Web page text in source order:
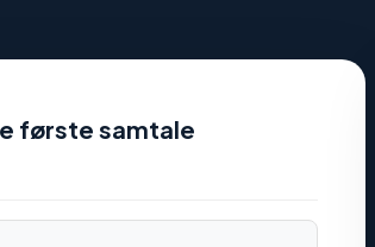
første samtale